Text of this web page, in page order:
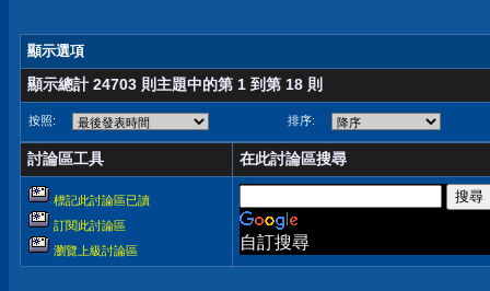
顯示選項
顯示總計 24703 則主題中的第 1 到第 18 則
按照: 排序:
討論區工具 在此討論區搜尋
標記此討論區已讀
訂閱此討論區
瀏覽上級討論區
自訂搜尋